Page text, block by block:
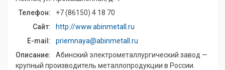
Телефон:
+7 (86150) 4 18 70
Сайт:
http://www.abinmetall.ru
E-mail:
priemnaya@abinmetall.ru
Описание:
Абинский электрометаллургический завод —
крупный производитель металлопродукции в России.